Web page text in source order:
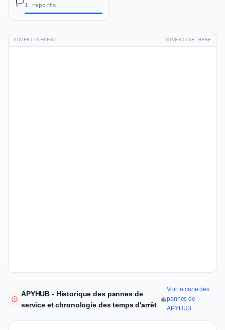
🏳️1 reports
ADVERTISEMENT ADVERTISE HERE
APYHUB - Historique des pannes de
service et chronologie des temps d'arrêt
Voir la carte des
pannes de
APYHUB